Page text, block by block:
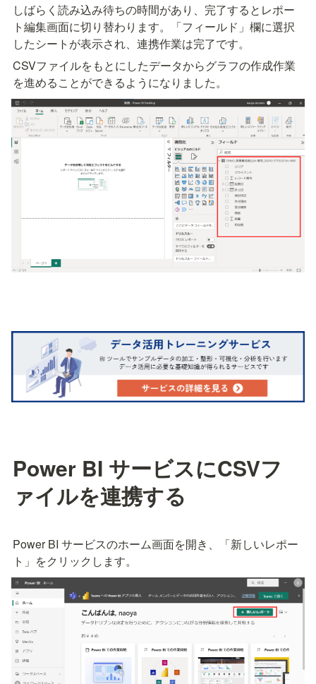
しばらく読み込み待ちの時間があり、完了するとレポー
ト編集画面に切り替わります。「フィールド」欄に選択
したシートが表示され、連携作業は完了です。
CSVファイルをもとにしたデータからグラフの作成作業
を進めることができるようになりました。
Power BI サービスにCSVフ
ァイルを連携する
Power BI サービスのホーム画面を開き、「新しいレポー
ト」をクリックします。